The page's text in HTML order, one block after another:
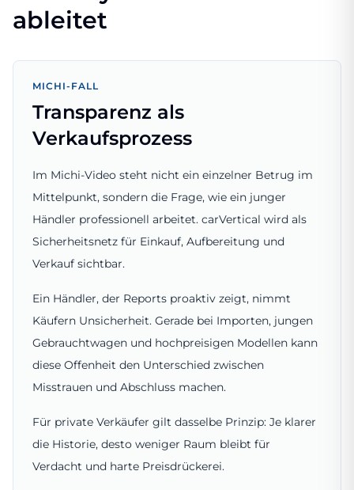
ableitet
MICHI-FALL
Transparenz als
Verkaufsprozess
Im Michi-Video steht nicht ein einzelner Betrug im
Mittelpunkt, sondern die Frage, wie ein junger
Händler professionell arbeitet. carVertical wird als
Sicherheitsnetz für Einkauf, Aufbereitung und
Verkauf sichtbar.
Ein Händler, der Reports proaktiv zeigt, nimmt
Käufern Unsicherheit. Gerade bei Importen, jungen
Gebrauchtwagen und hochpreisigen Modellen kann
diese Offenheit den Unterschied zwischen
Misstrauen und Abschluss machen.
Für private Verkäufer gilt dasselbe Prinzip: Je klarer
die Historie, desto weniger Raum bleibt für
Verdacht und harte Preisdrückerei.